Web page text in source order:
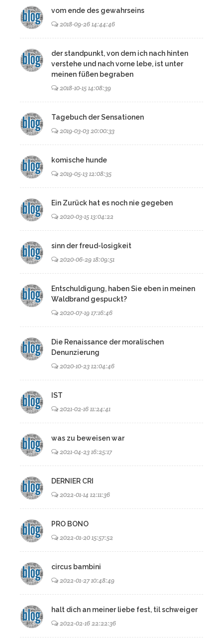
vom ende des gewahrseins
2018-09-26 14:44:46
der standpunkt, von dem ich nach hinten
verstehe und nach vorne lebe, ist unter
meinen füßen begraben
2018-10-15 14:08:39
Tagebuch der Sensationen
2019-03-03 20:00:33
komische hunde
2019-05-13 12:08:35
Ein Zurück hat es noch nie gegeben
2020-03-15 13:04:22
sinn der freud-losigkeit
2020-06-29 18:09:51
Entschuldigung, haben Sie eben in meinen
Waldbrand gespuckt?
2020-07-19 17:16:46
Die Renaissance der moralischen
Denunzierung
2020-10-23 12:04:46
IST
2021-02-16 11:24:41
was zu beweisen war
2021-04-23 16:25:17
DERNIER CRI
2022-01-14 12:11:36
PRO BONO
2022-01-20 15:57:52
circus bambini
2022-01-27 10:48:49
halt dich an meiner liebe fest, til schweiger
2022-02-16 22:22:36